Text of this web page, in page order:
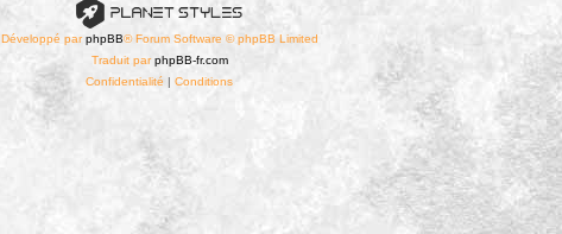
Développé parphpBB® Forum Software © phpBB Limited
Traduit parphpBB-fr.com
Confidentialité | Conditions